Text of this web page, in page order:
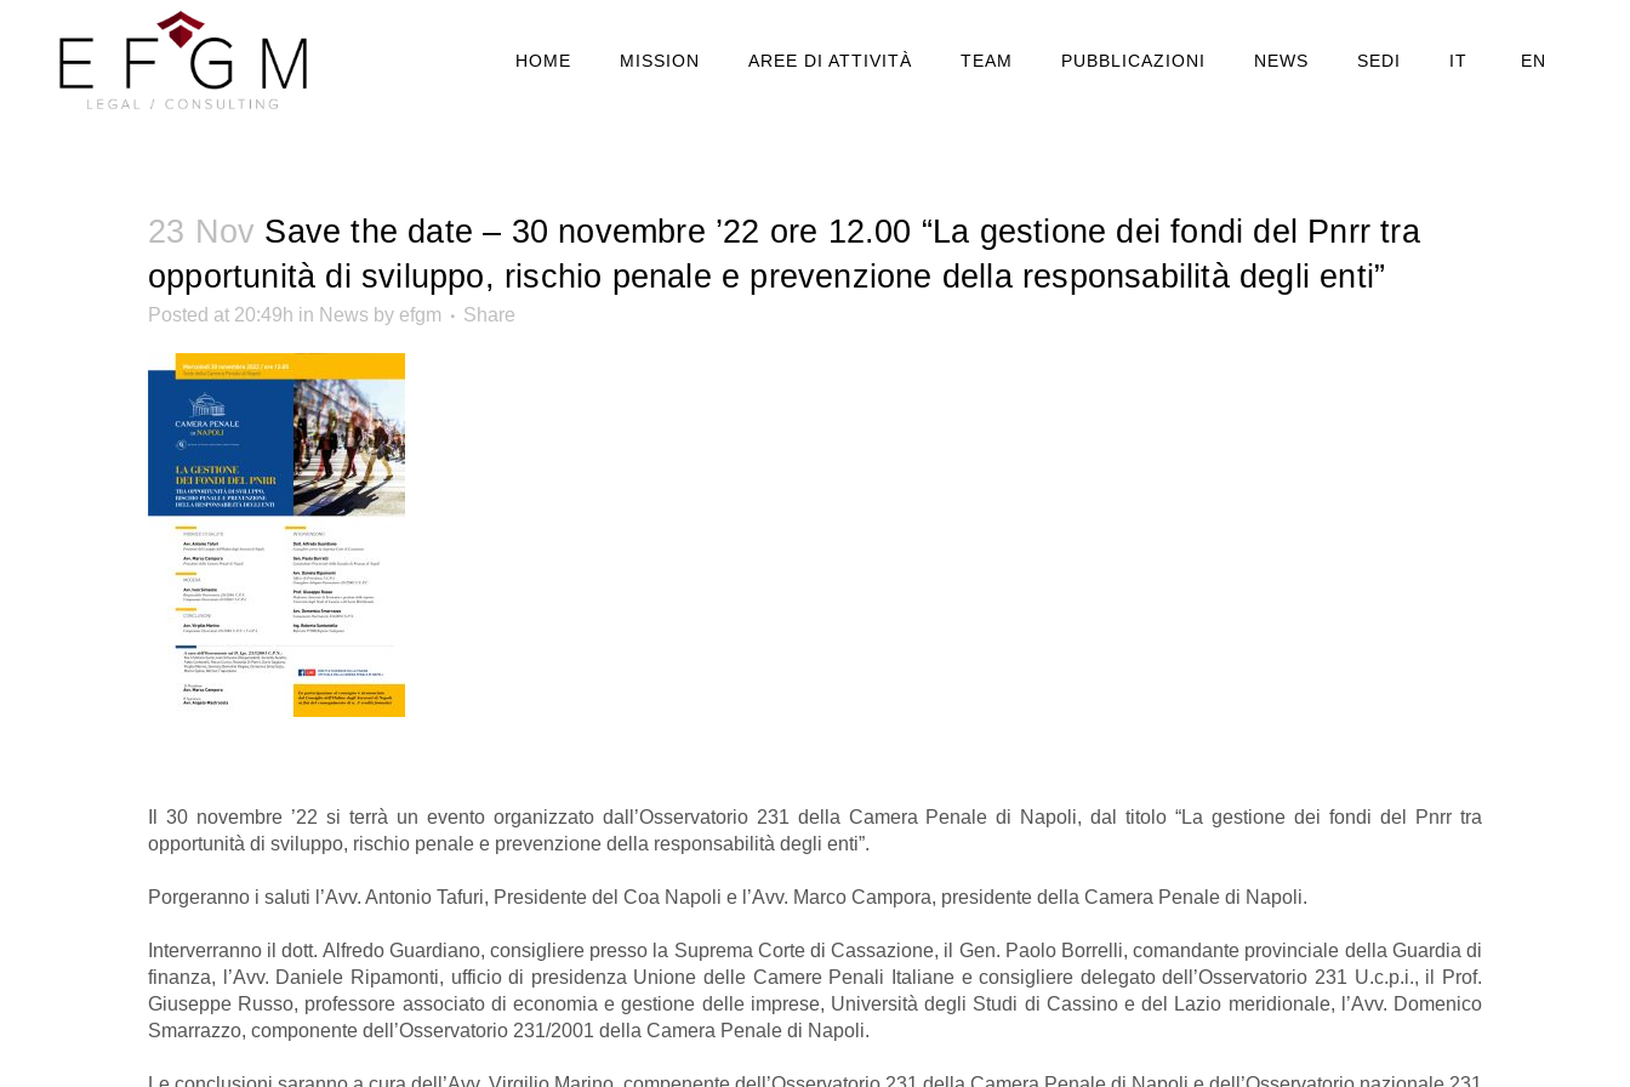
HOME MISSION AREE DI ATTIVITÀ TEAM PUBBLICAZIONI NEWS SEDI IT EN
23 Nov Save the date – 30 novembre ’22 ore 12.00 “La gestione dei fondi del Pnrr tra
opportunità di sviluppo, rischio penale e prevenzione della responsabilità degli enti”
Posted at 20:49h in News by efgm Share
Il 30 novembre ’22 si terrà un evento organizzato dall’Osservatorio 231 della Camera Penale di Napoli, dal titolo “La gestione dei fondi del Pnrr tra
opportunità di sviluppo, rischio penale e prevenzione della responsabilità degli enti”.
Porgeranno i saluti l’Avv. Antonio Tafuri, Presidente del Coa Napoli e l’Avv. Marco Campora, presidente della Camera Penale di Napoli.
Interverranno il dott. Alfredo Guardiano, consigliere presso la Suprema Corte di Cassazione, il Gen. Paolo Borrelli, comandante provinciale della Guardia di
finanza, l’Avv. Daniele Ripamonti, ufficio di presidenza Unione delle Camere Penali Italiane e consigliere delegato dell’Osservatorio 231 U.c.p.i., il Prof.
Giuseppe Russo, professore associato di economia e gestione delle imprese, Università degli Studi di Cassino e del Lazio meridionale, l’Avv. Domenico
Smarrazzo, componente dell’Osservatorio 231/2001 della Camera Penale di Napoli.